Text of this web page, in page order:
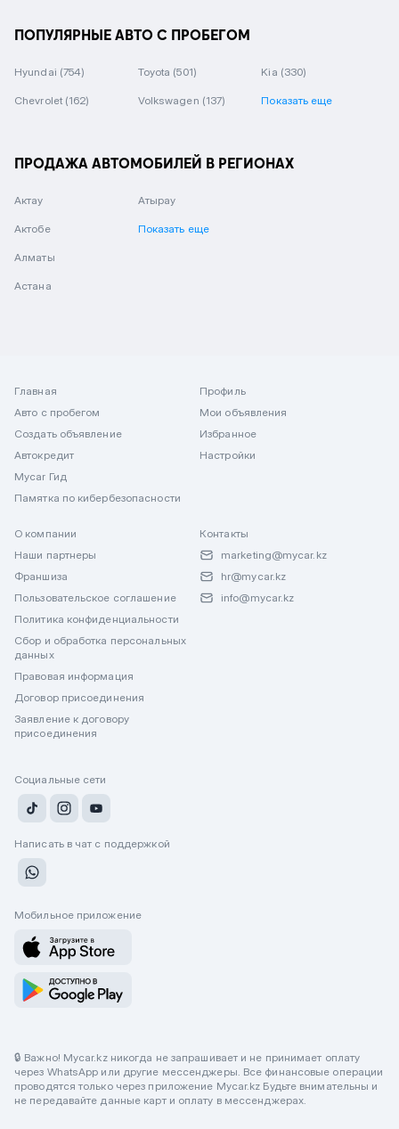
ПОПУЛЯРНЫЕ АВТО С ПРОБЕГОМ
Hyundai (754) Toyota (501) Kia (330)
Chevrolet (162) Volkswagen (137) Показать еще
ПРОДАЖА АВТОМОБИЛЕЙ В РЕГИОНАХ
Актау
Актобе
Алматы
Астана
Атырау
Показать еще
Главная
Авто с пробегом
Создать объявление
Автокредит
Mycar Гид
Памятка по кибербезопасности
Профиль
Мои объявления
Избранное
Настройки
О компании
Наши партнеры
Франшиза
Пользовательское соглашение
Политика конфиденциальности
Сбор и обработка персональных
данных
Правовая информация
Договор присоединения
Заявление к договору
присоединения
Контакты
marketing@mycar.kz
hr@mycar.kz
info@mycar.kz
Социальные сети
Написать в чат с поддержкой
Мобильное приложение
🔒 Важно! Mycar.kz никогда не запрашивает и не принимает оплату
через WhatsApp или другие мессенджеры. Все финансовые операции
проводятся только через приложение Mycar.kz Будьте внимательны и
не передавайте данные карт и оплату в мессенджерах.